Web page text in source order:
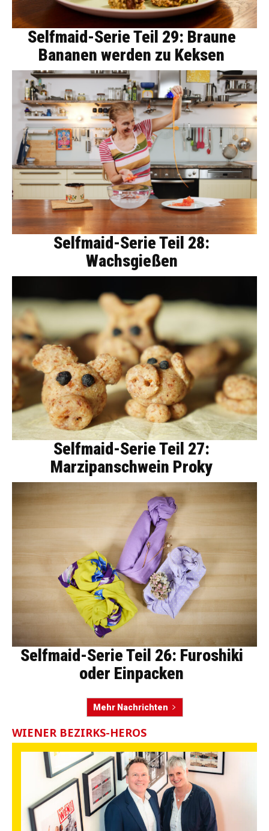
Selfmaid-Serie Teil 29: Braune
Bananen werden zu Keksen
Selfmaid-Serie Teil 28:
Wachsgießen
Selfmaid-Serie Teil 27:
Marzipanschwein Proky
Selfmaid-Serie Teil 26: Furoshiki
oder Einpacken
Mehr Nachrichten
WIENER BEZIRKS-HEROS